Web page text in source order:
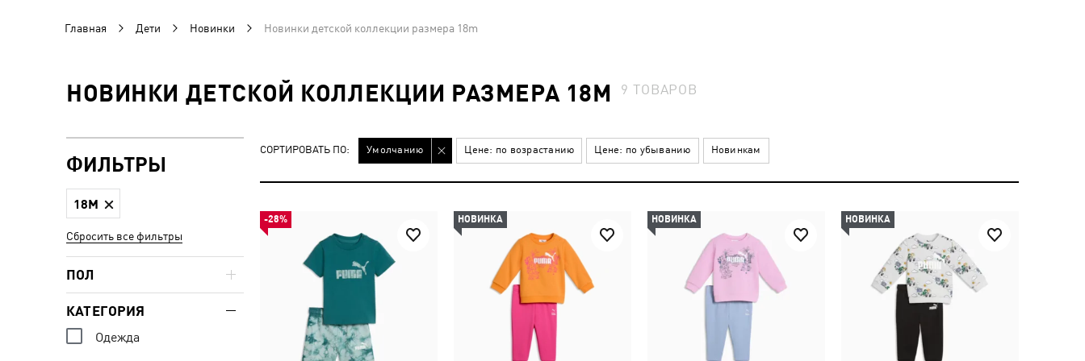
Главная Дети Новинки Новинки детской коллекции размера 18m
НОВИНКИ ДЕТСКОЙ КОЛЛЕКЦИИ РАЗМЕРА 18M 9ТОВАРОВ
СОРТИРОВАТЬ ПО: Умолчанию Цене: по возрастанию Цене: по убыванию Новинкам
-28% НОВИНКА НОВИНКА НОВИНКА
ФИЛЬТРЫ
18M
Сбросить все фильтры
ПОЛ
КАТЕГОРИЯ
Одежда